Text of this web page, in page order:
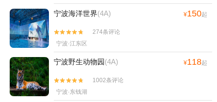
《梦回溪口》民国文化演艺秀+东海半边山旅
游度假区+宁波观澜休闲农庄+象山月泉湾温
泉馆+宁波麦卡公园+茅洋玻璃栈道+达人村
+象山影视庄园+杭州湾海底温泉+宁波分手
照相馆+梅山湾冰雪大世界+梅山湾冰雪大世
界+滕头德宝乐园+滕头生态旅游区+象山龙
屿乡村乐园+宁波半山伴水渡假村+象山上周
玻璃桥+【宁波】话剧《杏仁豆腐心》+梅山
湾沙滩公园+宁波那须温泉+东钱湖游船+宁
宁波海洋世界(4A) ¥150起


274条评论
宁波·江东区
宁波野生动物园(4A) ¥118起


1002条评论
宁波·东钱湖